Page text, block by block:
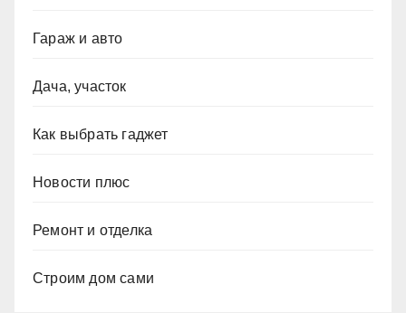
Гараж и авто
Дача, участок
Как выбрать гаджет
Новости плюс
Ремонт и отделка
Строим дом сами